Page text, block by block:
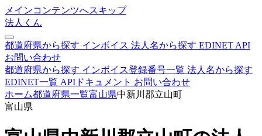
メインコンテンツへスキップ
法人くん
都道府県から探す インボイス 法人名から探す EDINET API
お問い合わせ
都道府県から探す インボイス登録番号一覧 法人名から探す
EDINET一覧 APIドキュメント お問い合わせ
ホーム都道府県一覧富山県中新川郡立山町
富山県